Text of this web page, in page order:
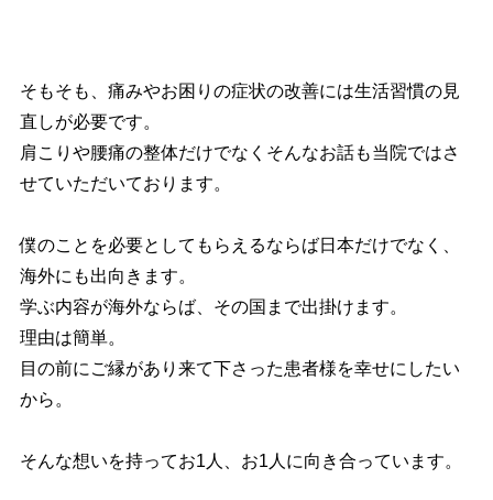
そもそも、痛みやお困りの症状の改善には生活習慣の見
直しが必要です。
肩こりや腰痛の整体だけでなくそんなお話も当院ではさ
せていただいております。
僕のことを必要としてもらえるならば日本だけでなく、
海外にも出向きます。
学ぶ内容が海外ならば、その国まで出掛けます。
理由は簡単。
目の前にご縁があり来て下さった患者様を幸せにしたい
から。
そんな想いを持ってお1人、お1人に向き合っています。